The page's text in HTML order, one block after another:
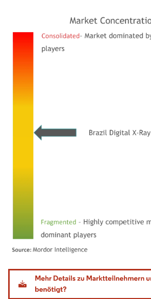
Bild © Mordor Intelligence. Wiederverwendung